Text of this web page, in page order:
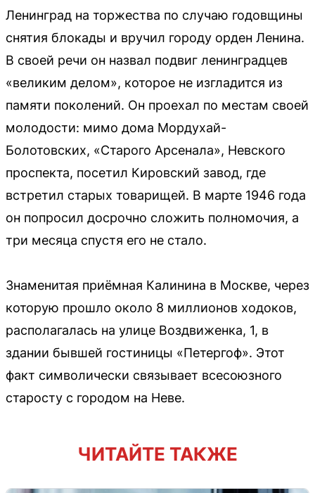
Ленинград на торжества по случаю годовщины
снятия блокады и вручил городу орден Ленина.
В своей речи он назвал подвиг ленинградцев
«великим делом», которое не изгладится из
памяти поколений. Он проехал по местам своей
молодости: мимо дома Мордухай-
Болотовских, «Старого Арсенала», Невского
проспекта, посетил Кировский завод, где
встретил старых товарищей. В марте 1946 года
он попросил досрочно сложить полномочия, а
три месяца спустя его не стало.
Знаменитая приёмная Калинина в Москве, через
которую прошло около 8 миллионов ходоков,
располагалась на улице Воздвиженка, 1, в
здании бывшей гостиницы «Петергоф». Этот
факт символически связывает всесоюзного
старосту с городом на Неве.
ЧИТАЙТЕ ТАКЖЕ